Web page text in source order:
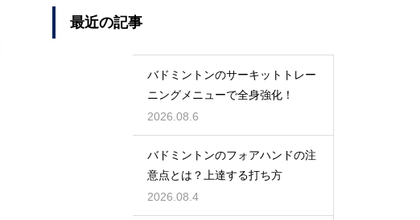
最近の記事
バドミントンのサーキットトレー
ニングメニューで全身強化！
2026.08.6
バドミントンのフォアハンドの注
意点とは？上達する打ち方
2026.08.4